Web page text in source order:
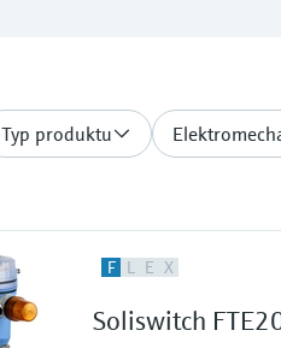
Typ produktu
F L E X
Soliswitch